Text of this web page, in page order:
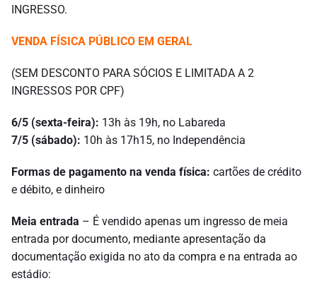
INGRESSO.
VENDA FÍSICA PÚBLICO EM GERAL
(SEM DESCONTO PARA SÓCIOS E LIMITADA A 2
INGRESSOS POR CPF)
6/5 (sexta-feira): 13h às 19h, no Labareda
7/5 (sábado): 10h às 17h15, no Independência
Formas de pagamento na venda física: cartões de crédito
e débito, e dinheiro
Meia entrada – É vendido apenas um ingresso de meia
entrada por documento, mediante apresentação da
documentação exigida no ato da compra e na entrada ao
estádio: